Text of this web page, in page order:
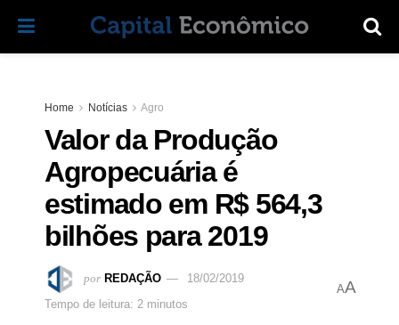
Home Notícias Agro
Valor da Produção
Agropecuária é
estimado em R$ 564,3
bilhões para 2019
por REDAÇÃO
18/02/2019
Tempo de leitura: 2 minutos
AA